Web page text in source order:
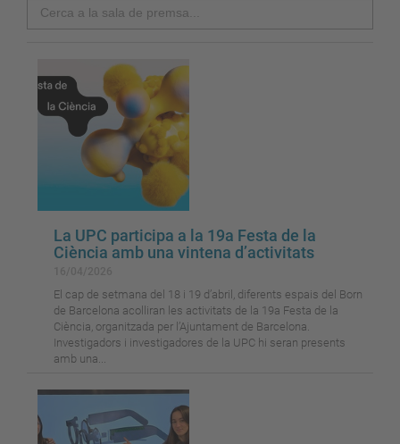
Search
La UPC participa a la 19a Festa de la
Ciència amb una vintena d’activitats
El cap de setmana del 18 i 19 d’abril, diferents espais del Born
de Barcelona acolliran les activitats de la 19a Festa de la
Ciència, organitzada per l’Ajuntament de Barcelona.
Investigadors i investigadores de la UPC hi seran presents
amb una...